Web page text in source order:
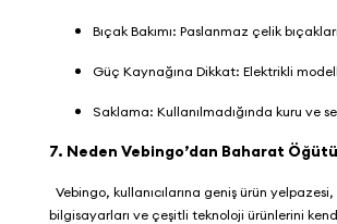
Bıçak Bakımı: Paslanmaz çelik
Güç Kaynağına Dikkat: Elektrikli
Saklama: Kullanılmadığında kuru ve
7. Neden Vebingo’dan Baharat
Vebingo, kullanıcılarına geniş ürün
bilgisayarları ve çeşitli teknoloji ürünlerini